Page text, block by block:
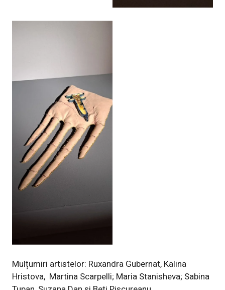
Mulțumiri artistelor: Ruxandra Gubernat, Kalina
Hristova, Martina Scarpelli; Maria Stanisheva; Sabina